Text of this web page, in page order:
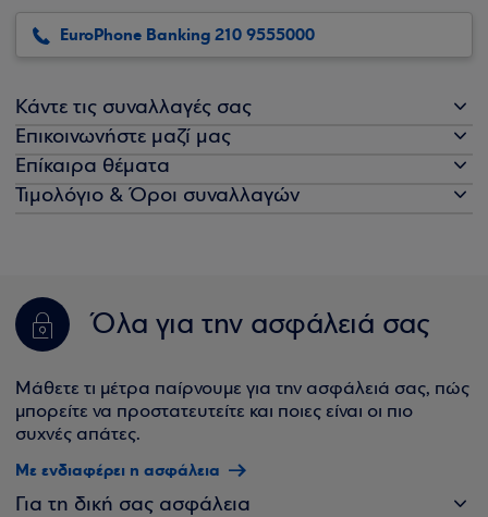
EuroPhone Banking 210 9555000
Κάντε τις συναλλαγές σας
Επικοινωνήστε μαζί μας
Επίκαιρα θέματα
Τιμολόγιο & Όροι συναλλαγών
Όλα για την ασφάλειά σας
Μάθετε τι μέτρα παίρνουμε για την ασφάλειά σας, πώς
μπορείτε να προστατευτείτε και ποιες είναι οι πιο
συχνές απάτες.
Με ενδιαφέρει η ασφάλεια
Για τη δική σας ασφάλεια